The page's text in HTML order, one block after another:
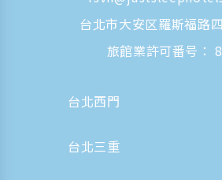
台北市大安区羅斯福路
旅館業許可番号：
台北西門
台北三重